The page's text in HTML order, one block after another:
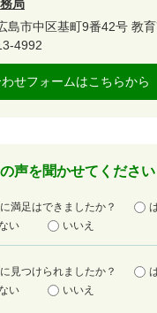
局
島市中区基町9番42号 教
4992
せフォームはこちらから
声を聞かせてください
に満足はできましたか？
い
いいえ
に見つけられましたか？
い
いいえ